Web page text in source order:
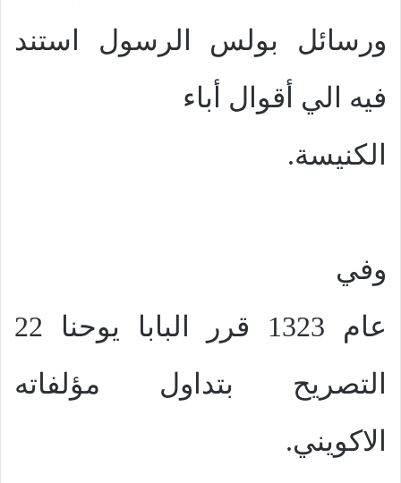
ورسائل بولس الرسول استند
فيه الي أقوال أباء
الكنيسة.
وفي
عام 1323 قرر البابا يوحنا 22
التصريح بتداول مؤلفاته
الاكويني.